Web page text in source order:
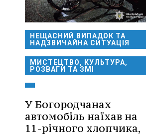
НЕЩАСНИЙ ВИПАДОК ТА
НАДЗВИЧАЙНА СИТУАЦІЯ
МИСТЕЦТВО, КУЛЬТУРА,
РОЗВАГИ ТА ЗМІ
У Богородчанах
автомобіль наїхав на
11-річного хлопчика,